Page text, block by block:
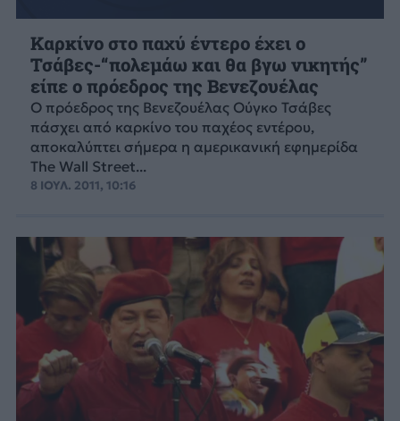
Καρκίνο στο παχύ έντερο έχει ο
Τσάβες-“πολεμάω και θα βγω νικητής”
είπε ο πρόεδρος της Βενεζουέλας
Ο πρόεδρος της Βενεζουέλας Ούγκο Τσάβες
πάσχει από καρκίνο του παχέος εντέρου,
αποκαλύπτει σήμερα η αμερικανική εφημερίδα
The Wall Street...
8 ΙΟΥΛ. 2011, 10:16